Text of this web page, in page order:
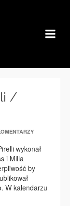
/
wykonał
i Milla
by
W kalendarzu